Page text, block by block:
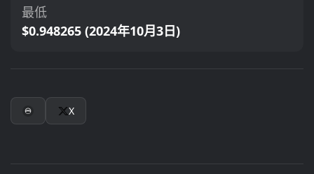
最低
$0.948265 (2024年10月3日)
X